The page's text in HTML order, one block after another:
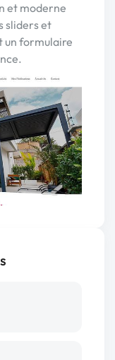
et moderne
sliders et
un formulaire